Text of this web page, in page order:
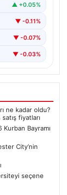
▲ +0.05%
▼ -0.11%
▼ -0.07%
▼ -0.03%
ne kadar oldu?
fiyatları
Bayramı
City’nin
seçene